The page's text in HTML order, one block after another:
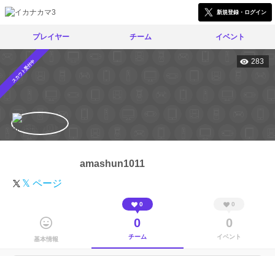
新規登録・ログイン
プレイヤー チーム イベント
スカウト受付中 283
amashun1011
𝕏 ページ
基本情報
0
0
チーム
0
0
イベント